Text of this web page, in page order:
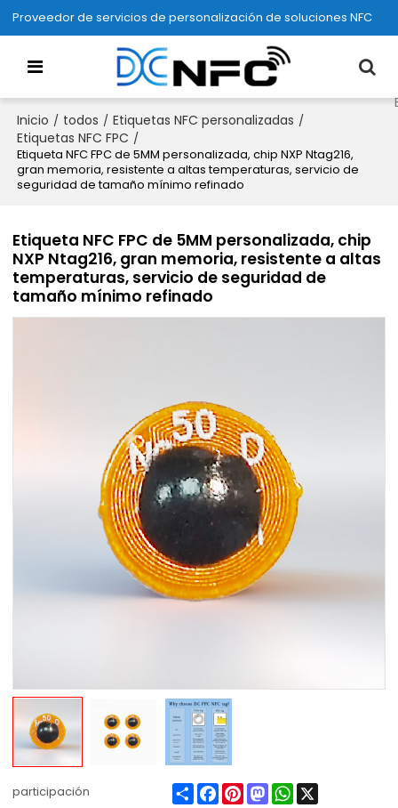
Proveedor de servicios de personalización de soluciones NFC
Inicio / todos / Etiquetas NFC personalizadas /
Etiquetas NFC FPC /
Etiqueta NFC FPC de 5MM personalizada, chip NXP Ntag216,
gran memoria, resistente a altas temperaturas, servicio de
seguridad de tamaño mínimo refinado
Etiqueta NFC FPC de 5MM personalizada, chip
NXP Ntag216, gran memoria, resistente a altas
temperaturas, servicio de seguridad de
tamaño mínimo refinado
participación ShareFacebook
PinterestMastodonWhatsApp